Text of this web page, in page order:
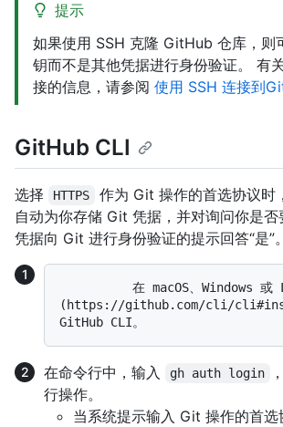
提示
如果使用 SSH 克隆 GitHub 仓库，则
钥而不是其他凭据进行身份验证。 有
接的信息，请参阅 使用 SSH 连接到
GitHub CLI
选择 HTTPS
作为 Git 操作的首选协议时
自动为你存储 Git 凭据，并对询问你是
凭据向 Git 进行身份验证的提示回答“是”。
(https://github.com/cli/
在命令行中，输入 gh auth login
行操作。
当系统提示输入 Git 操作的首选